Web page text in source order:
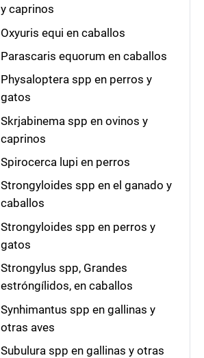
y caprinos
Oxyuris equi en caballos
Parascaris equorum en caballos
Physaloptera spp en perros y
gatos
Skrjabinema spp en ovinos y
caprinos
Spirocerca lupi en perros
Strongyloides spp en el ganado y
caballos
Strongyloides spp en perros y
gatos
Strongylus spp, Grandes
estróngílidos, en caballos
Synhimantus spp en gallinas y
otras aves
Subulura spp en gallinas y otras